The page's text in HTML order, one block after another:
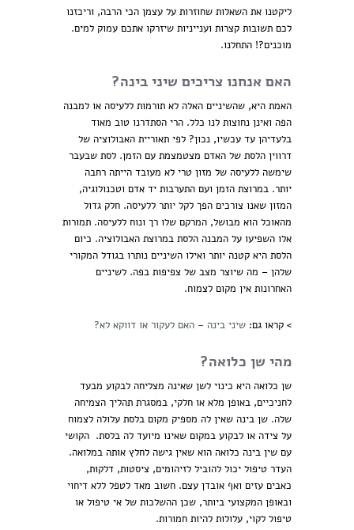
ליקטנו את השאלות שחוזרות על עצמן הכי הרבה, וריכזנו
לכם תשובות קצרות וענייניות שיזרקו אתכם עמוק למים.
מוכנים?! התחלנו.
האם אנחנו צריכים שיני בינה?
האמת היא, שהשיניים האלה לא תורמות ללעיסה או למבנה
הפה ואינן נחוצות לנו כלל. הרי הסתדרנו טוב מאוד
בלעדיהן עד עכשיו, נכון? לפי תאוריית האבולוציה של
דרווין הלסת של האדם מצטמצמת עם הזמן. לסת שבעבר
שימשה ללעיסה של מזון טרי לא מעובד הייתה רחבה
יותר. במרוצת הזמן ועם התערבות יד אדם וטכנולוגיה,
המזון שאנו צורכים הפך לקל יותר ללעיסה. חלק גדול
מהאוכל הוא מבושל, המרקם שלו רך ונוח ללעיסה. תמורות
אלו השפיעו על המבנה הלסת במרוצת האבולוציה. כיום
הלסת היא קטנה יותר ואילו השיניים נותרו בגודל המקורי
שלהן – מה שיוצר מצב של צפיפות בפה. לשיניים
האחרונות אין מקום לצמוח.
> קראו גם: שיני בינה – האם לעקור או דווקא לא?
מהי שן כלואה?
שן כלואה היא כינוי לשן שאינה מצליחה לבקוע מבעד
לחניכיים, באופן מלא או חלקי, במסגרת תהליך הצמיחה
שלה. שן בינה שאין לה מספיק מקום בלסת עלולה לצמוח
על צידה או לבקוע במקום שאינו מיועד לה בלסת. הקושי
עם שין בינה כלואה הוא שאין גישה לחלץ אותה במלואה.
העדר טיפול יכול להוביל לזיהומים, ציסטות, דלקות,
כאבים עזים ואף אובדן עצם. חשוב מאד לטפל ללא דיחוי
ובאופן המקצועי ביותר, שכן ההשלכות של אי טיפול או
טיפול לקוי, עלולות להיות חמורות.